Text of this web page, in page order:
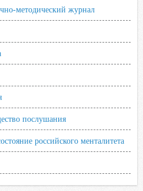
методический журнал
послушания
российского менталитета